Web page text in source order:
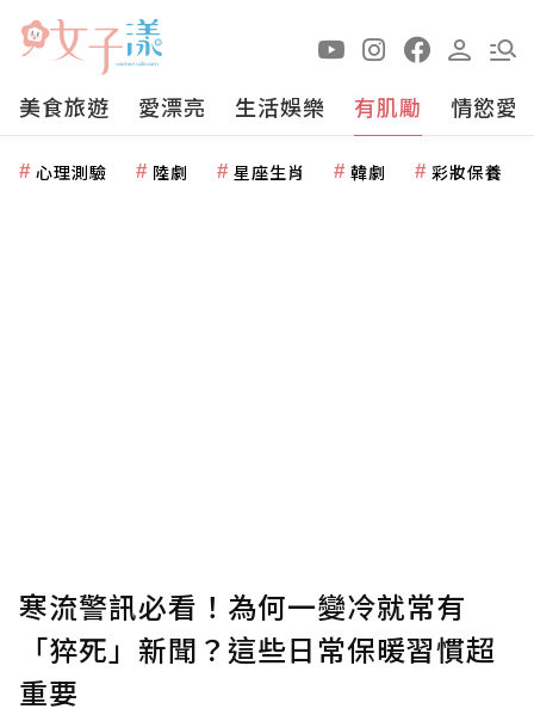
美食旅遊 愛漂亮 生活娛樂 有肌勵 情慾愛
心理測驗 陸劇 星座生肖 韓劇 彩妝保養
寒流警訊必看！為何一變冷就常有
「猝死」新聞？這些日常保暖習慣超
重要